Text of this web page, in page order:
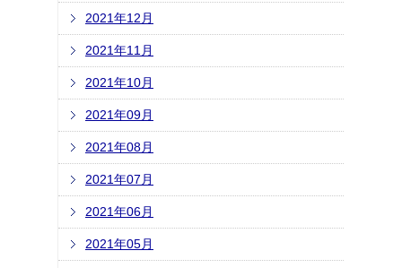
2021年12月
2021年11月
2021年10月
2021年09月
2021年08月
2021年07月
2021年06月
2021年05月